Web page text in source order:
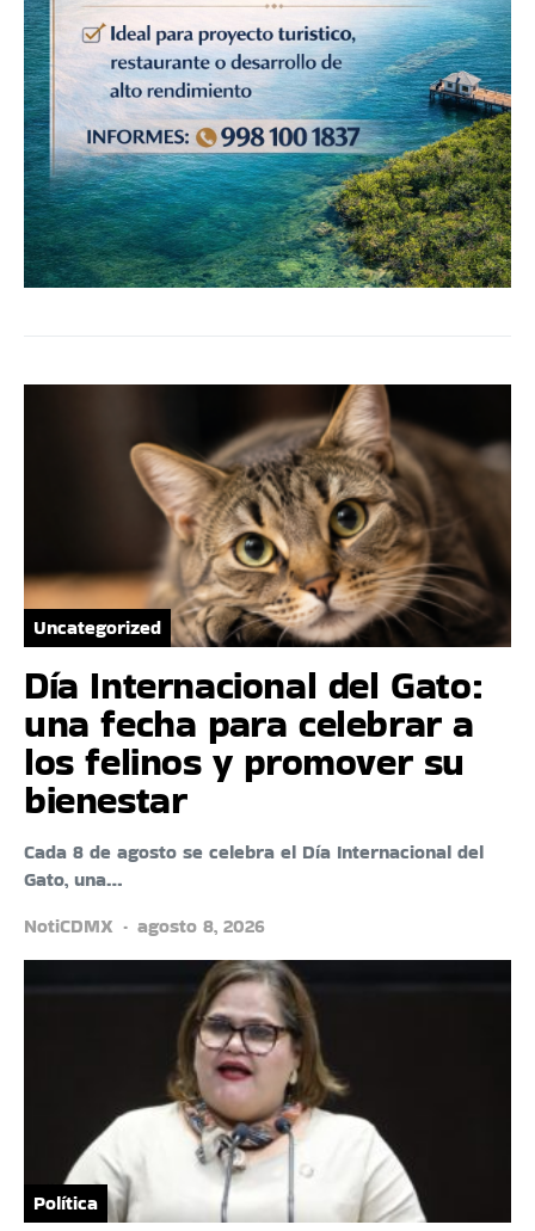
Uncategorized
Día Internacional del Gato:
una fecha para celebrar a
los felinos y promover su
bienestar
Cada 8 de agosto se celebra el Día Internacional del
Gato, una…
NotiCDMX
agosto 8, 2026
Política